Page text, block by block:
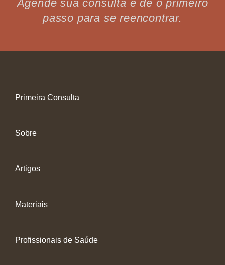
Agende sua consulta e dê o primeiro
passo para se reencontrar.
Primeira Consulta
Sobre
Artigos
Materiais
Profissionais de Saúde